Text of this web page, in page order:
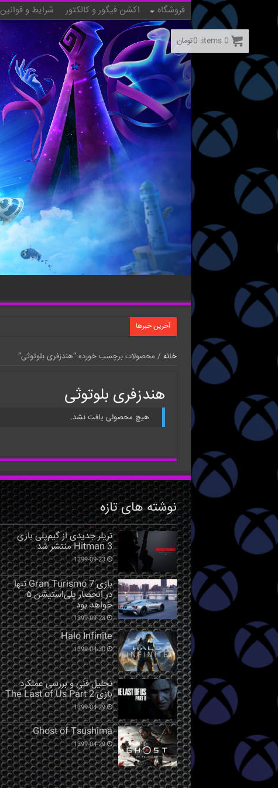
فروشگاه اکشن فیگور و کالکتور شرایط و قوانین
آخرین خبرها
خانه / محصولات برچسب خورده “هندزفری بلوتوثی”
هندزفری بلوتوثی
هیچ محصولی یافت نشد.
نوشته های تازه
تریلر جدیدی از گیم‌پلی بازی
Hitman 3 منتشر شد
1399-09-23
بازی Gran Turismo 7 تنها
در انحصار پلی‌استیشن ۵
خواهد بود
1399-09-23
Halo Infinite
1399-04-30
تحلیل فنی و بررسی عملکرد
بازی The Last of Us Part 2
1399-04-29
Ghost of Tsushima
1399-04-29
0
items:
0تومان